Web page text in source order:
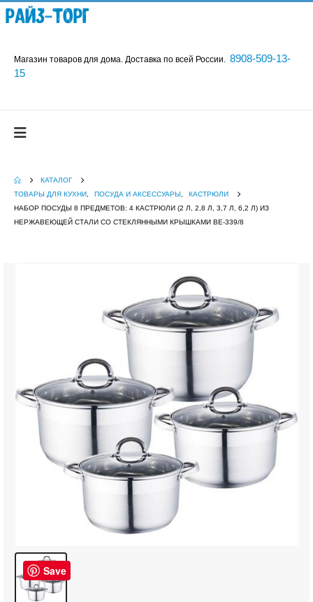
Райз-Торг
Магазин товаров для дома. Доставка по всей России. 8908-509-13-
15
КАТАЛОГ
ТОВАРЫ ДЛЯ КУХНИ
ПОСУДА И АКСЕССУАРЫ
КАСТРЮЛИ
НАБОР ПОСУДЫ 8 ПРЕДМЕТОВ: 4 КАСТРЮЛИ (2 Л, 2,8 Л, 3,7 Л, 6,2 Л) ИЗ
НЕРЖАВЕЮЩЕЙ СТАЛИ СО СТЕКЛЯННЫМИ КРЫШКАМИ BE-339/8
Save